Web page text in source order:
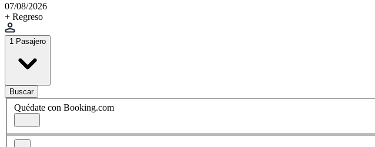
07/08/2026
+ Regreso
1 Pasajero
Buscar
Quédate con Booking.com